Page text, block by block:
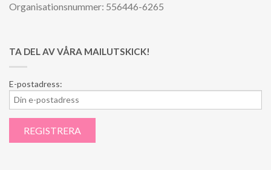
Organisationsnummer: 556446-6265
TA DEL AV VÅRA MAILUTSKICK!
E-postadress: